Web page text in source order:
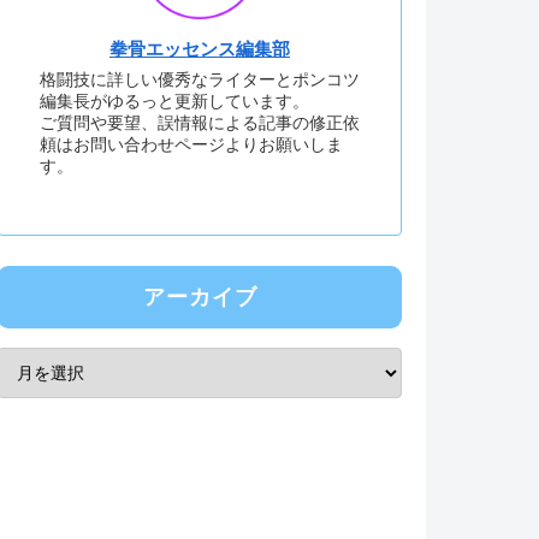
拳骨エッセンス編集部
格闘技に詳しい優秀なライターとポンコツ
編集長がゆるっと更新しています。
ご質問や要望、誤情報による記事の修正依
頼はお問い合わせページよりお願いしま
す。
アーカイブ